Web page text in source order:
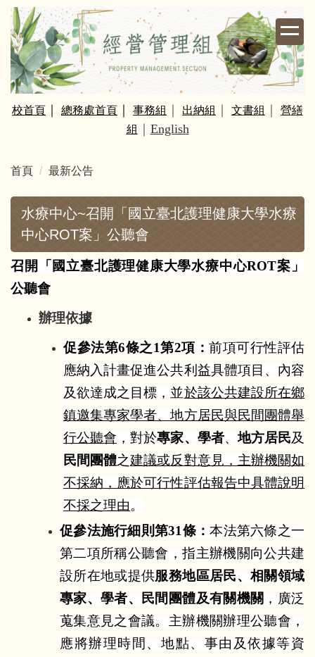
跳
到
主
要
內
容
區
校首頁 ｜ 總務處首頁 ｜ 事務組 ｜ 出納組 ｜ 文書組 ｜
營繕
組 ｜ English
首頁 最新公告
水療中心~召開「國立臺北護理健康大學水療
中心ROT案」公聽會
召開「國立臺北護理健康大學水療中心ROT案」
公聽會
辦理依據
促參法第6條之1第2項： 前項可行性評估
應納入計畫促進公共利益具體項目、內容
及欲達成之目標，並於該公共建設所在鄉
鎮邀集專家學者、地方居民與民間團體舉
行公聽會 ，對於專家、學者、地方居民及
民間團體之建議或反對意見，主辦機關如
不採納，應於可行性評估報告中具體說明
不採之理由。
促參法施行細則第31條：本法第六條之一
第二項所稱公聽會，指主辦機關向公共建
設所在地或提供服務地區居民、相關領域
專家、學者、民間團體及有關機關 ，廣泛
蒐集意見之會議。主辦機關辦理公聽會，
應將辦理時間、地點、事由及依據等資